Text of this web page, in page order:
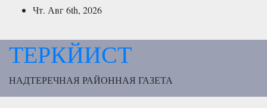
ПерейтиЧт. Авг 6th, 2026
ТЕРКЙИСТ
НАДТЕРЕЧНАЯ РАЙОННАЯ ГАЗЕТА